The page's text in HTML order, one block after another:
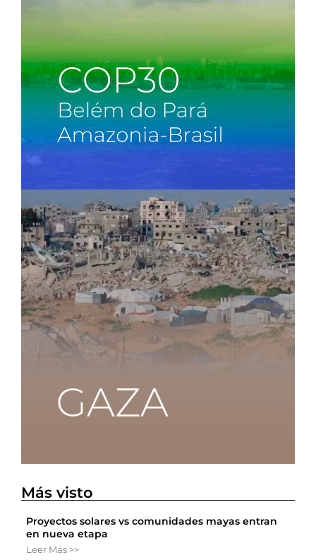
Más visto
Proyectos solares vs comunidades mayas entran
en nueva etapa
Leer Más >>